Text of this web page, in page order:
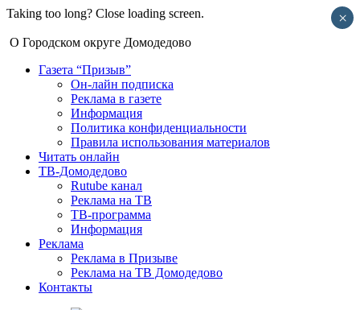
Taking too long? Close loading screen.
О Городском округе Домодедово
Газета “Призыв”
Он-лайн подписка
Реклама в газете
Информация
Политика конфиденциальности
Правила использования материалов
Читать онлайн
ТВ-Домодедово
Rutube канал
Реклама на ТВ
ТВ-программа
Информация
Реклама
Реклама в Призыве
Реклама на ТВ Домодедово
Контакты
×